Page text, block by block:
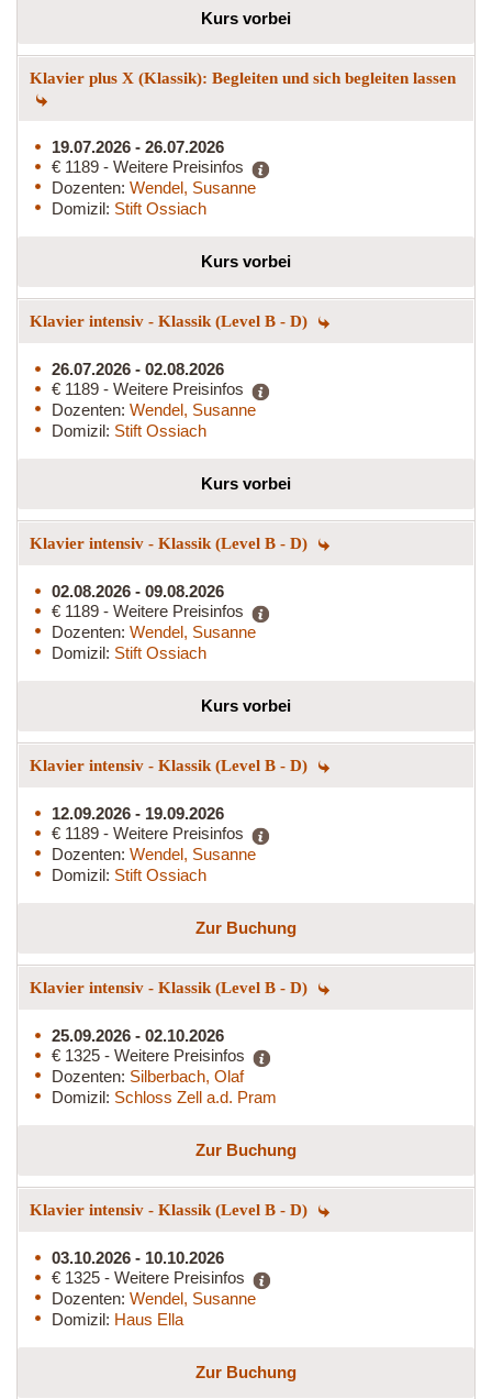
Kurs vorbei
Klavier plus X (Klassik): Begleiten und sich begleiten lassen
19.07.2026 - 26.07.2026
€ 1189 - Weitere Preisinfos
Dozenten: Wendel, Susanne
Domizil: Stift Ossiach
Kurs vorbei
Klavier intensiv - Klassik (Level B - D)
26.07.2026 - 02.08.2026
€ 1189 - Weitere Preisinfos
Dozenten: Wendel, Susanne
Domizil: Stift Ossiach
Kurs vorbei
Klavier intensiv - Klassik (Level B - D)
02.08.2026 - 09.08.2026
€ 1189 - Weitere Preisinfos
Dozenten: Wendel, Susanne
Domizil: Stift Ossiach
Kurs vorbei
Klavier intensiv - Klassik (Level B - D)
12.09.2026 - 19.09.2026
€ 1189 - Weitere Preisinfos
Dozenten: Wendel, Susanne
Domizil: Stift Ossiach
Zur Buchung
Klavier intensiv - Klassik (Level B - D)
25.09.2026 - 02.10.2026
€ 1325 - Weitere Preisinfos
Dozenten: Silberbach, Olaf
Domizil: Schloss Zell a.d. Pram
Zur Buchung
Klavier intensiv - Klassik (Level B - D)
03.10.2026 - 10.10.2026
€ 1325 - Weitere Preisinfos
Dozenten: Wendel, Susanne
Domizil: Haus Ella
Zur Buchung